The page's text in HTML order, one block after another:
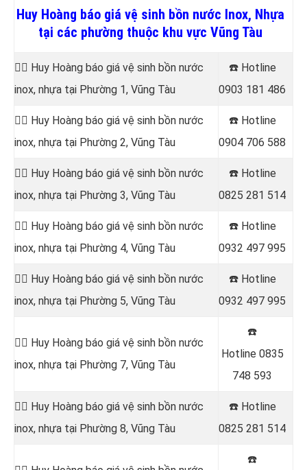
Huy Hoàng báo giá vệ sinh bồn nước Inox, Nhựa
tại các phường thuộc khu vực Vũng Tàu
👷‍♂️ Huy Hoàng báo giá vệ sinh bồn nước
inox, nhựa tại Phường 1, Vũng Tàu
☎️ Hotline
0903 181 486
👷‍♂️ Huy Hoàng báo giá vệ sinh bồn nước
inox, nhựa tại Phường 2, Vũng Tàu
☎️ Hotline
0904 706 588
👷‍♂️ Huy Hoàng báo giá vệ sinh bồn nước
inox, nhựa tại Phường 3, Vũng Tàu
☎️ Hotline
0825 281 514
👷‍♂️ Huy Hoàng báo giá vệ sinh bồn nước
inox, nhựa tại Phường 4, Vũng Tàu
☎️ Hotline
0932 497 995
👷‍♂️ Huy Hoàng báo giá vệ sinh bồn nước
inox, nhựa tại Phường 5, Vũng Tàu
☎️ Hotline
0932 497 995
👷‍♂️ Huy Hoàng báo giá vệ sinh bồn nước
inox, nhựa tại Phường 7, Vũng Tàu
☎️
Hotline 0835
748 593
👷‍♂️ Huy Hoàng báo giá vệ sinh bồn nước
inox, nhựa tại Phường 8, Vũng Tàu
☎️ Hotline
0825 281 514
☎️